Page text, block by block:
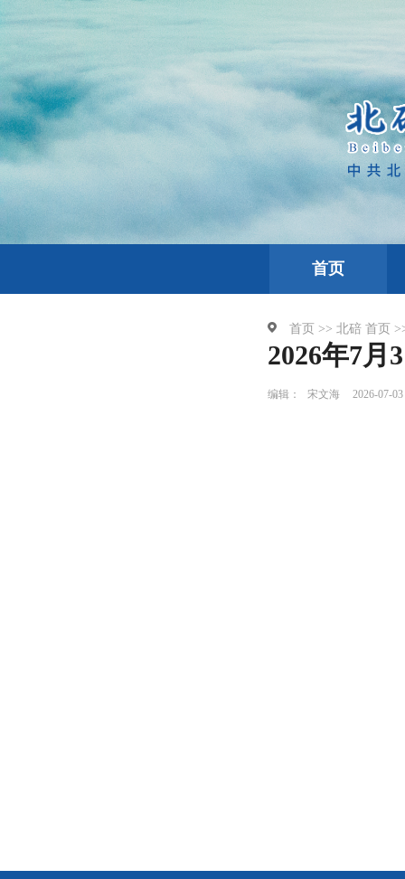
首页
首页 >> 北碚 首页
2026年7月
编辑： 宋文海 2026-07-